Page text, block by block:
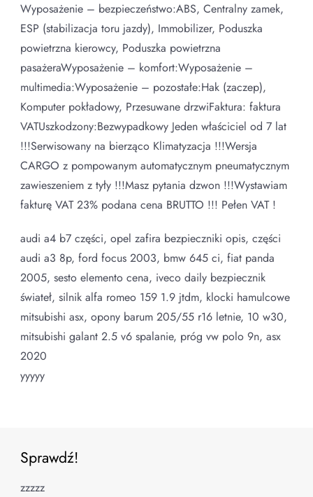
Wyposażenie – bezpieczeństwo:ABS, Centralny zamek,
ESP (stabilizacja toru jazdy), Immobilizer, Poduszka
powietrzna kierowcy, Poduszka powietrzna
pasażeraWyposażenie – komfort:Wyposażenie –
multimedia:Wyposażenie – pozostałe:Hak (zaczep),
Komputer pokładowy, Przesuwane drzwiFaktura: faktura
VATUszkodzony:Bezwypadkowy Jeden właściciel od 7 lat
!!!Serwisowany na bierząco Klimatyzacja !!!Wersja
CARGO z pompowanym automatycznym pneumatycznym
zawieszeniem z tyły !!!Masz pytania dzwon !!!Wystawiam
fakturę VAT 23% podana cena BRUTTO !!! Pełen VAT !
audi a4 b7 części, opel zafira bezpieczniki opis, części
audi a3 8p, ford focus 2003, bmw 645 ci, fiat panda
2005, sesto elemento cena, iveco daily bezpiecznik
świateł, silnik alfa romeo 159 1.9 jtdm, klocki hamulcowe
mitsubishi asx, opony barum 205/55 r16 letnie, 10 w30,
mitsubishi galant 2.5 v6 spalanie, próg vw polo 9n, asx
2020
yyyyy
Sprawdź!
zzzzz